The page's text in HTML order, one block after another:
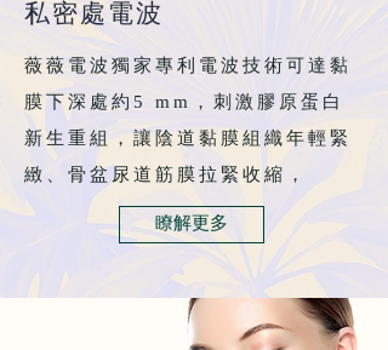
私密處電波
薇薇電波獨家專利電波技術可達黏
膜下深處約5 mm，刺激膠原蛋白
新生重組，讓陰道黏膜組織年輕緊
緻、骨盆尿道筋膜拉緊收縮，
瞭解更多